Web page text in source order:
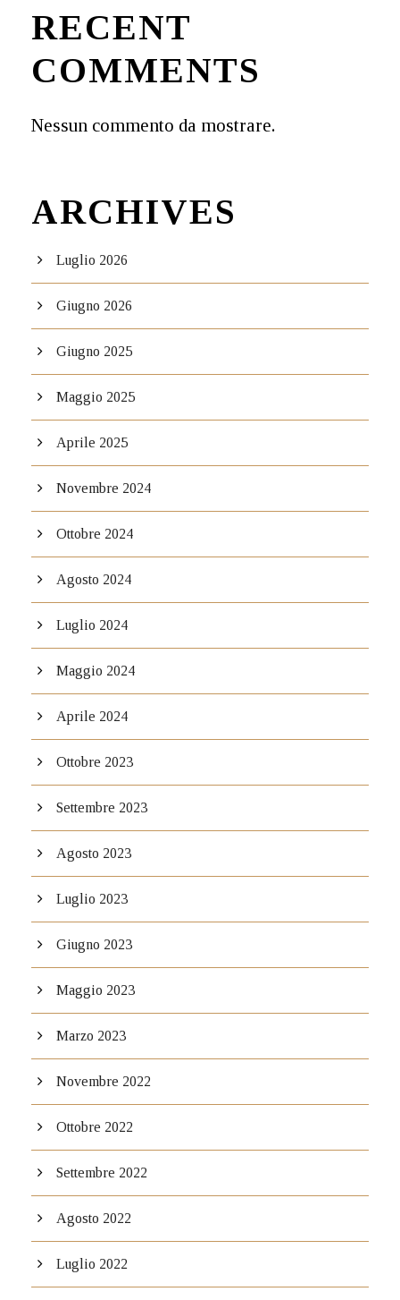
RECENT
COMMENTS
Nessun commento da mostrare.
ARCHIVES
Luglio 2026
Giugno 2026
Giugno 2025
Maggio 2025
Aprile 2025
Novembre 2024
Ottobre 2024
Agosto 2024
Luglio 2024
Maggio 2024
Aprile 2024
Ottobre 2023
Settembre 2023
Agosto 2023
Luglio 2023
Giugno 2023
Maggio 2023
Marzo 2023
Novembre 2022
Ottobre 2022
Settembre 2022
Agosto 2022
Luglio 2022